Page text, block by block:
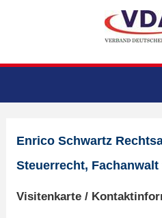
Enrico Schwartz
Steuerrecht,
Visitenkarte /